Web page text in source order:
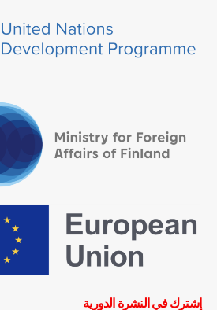
إشترك في النشرة الدورية